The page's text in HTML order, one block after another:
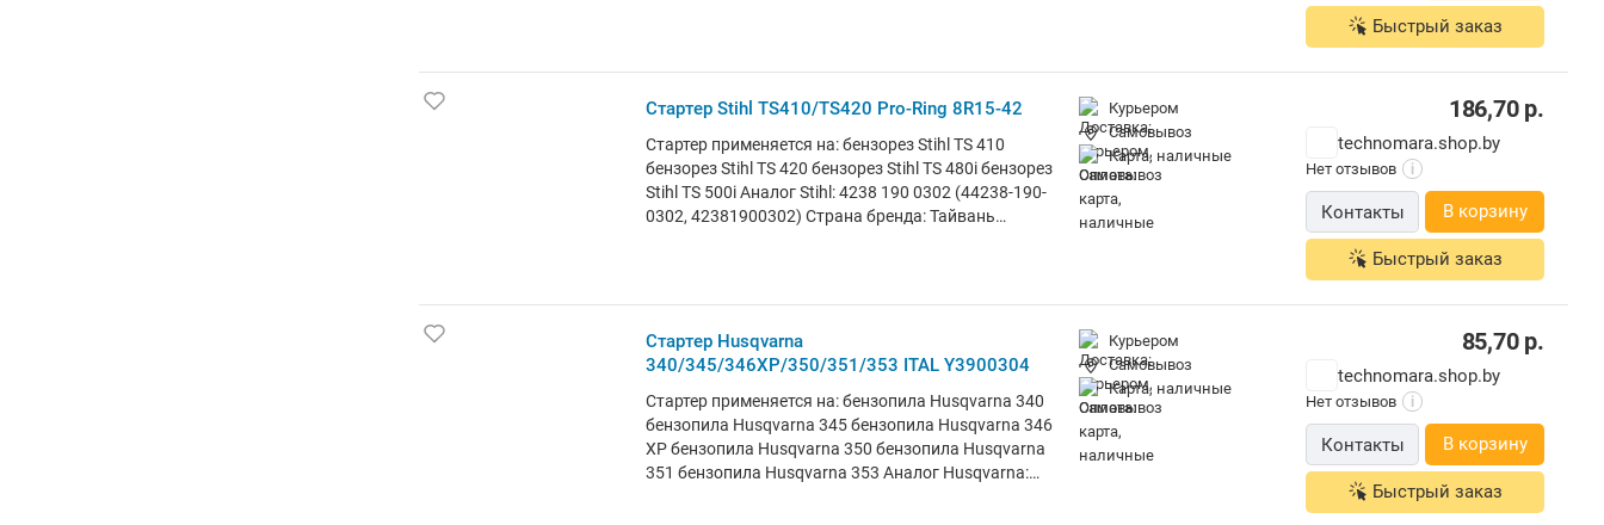
PP4620AVL бензопила Poulan PRO PP4620AVX
бензопила Poulan PRO PPB4218 (Types 1, 2)
бензопила Poulan PRO SM4218AV (Types 1,2)
бензопила Poulan PRO SM4218AVX бензопила
Poulan PRO SM4518AVX Варианты артикула:
Быстрый заказ
Стартер Stihl TS410/TS420 Pro-Ring 8R15-42
Стартер применяется на: бензорез Stihl TS 410
бензорез Stihl TS 420 бензорез Stihl TS 480i бензорез
Stihl TS 500i Аналог Stihl: 4238 190 0302 (44238-190-
0302, 42381900302) Страна бренда: Тайвань
Курьером
Самовывоз
карта, наличные
186,70р.
technomara.shop.by
Нет отзывов i
Контакты В корзину
Быстрый заказ
Стартер Husqvarna
340/345/346XP/350/351/353 ITAL Y3900304
Стартер применяется на: бензопила Husqvarna 340
бензопила Husqvarna 345 бензопила Husqvarna 346
XP бензопила Husqvarna 350 бензопила Husqvarna
351 бензопила Husqvarna 353 Аналог Husqvarna:
Курьером
Самовывоз
карта, наличные
85,70р.
technomara.shop.by
Нет отзывов i
Контакты В корзину
Быстрый заказ